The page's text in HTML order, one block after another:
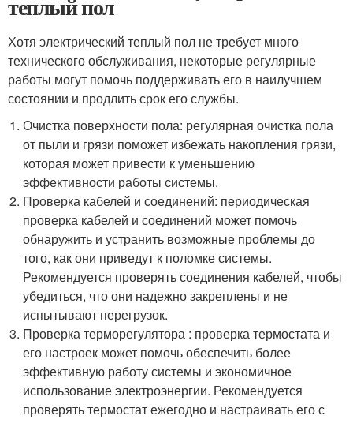
теплый пол
Хотя электрический теплый пол не требует много
технического обслуживания, некоторые регулярные
работы могут помочь поддерживать его в наилучшем
состоянии и продлить срок его службы.
Очистка поверхности пола: регулярная очистка пола
от пыли и грязи поможет избежать накопления грязи,
которая может привести к уменьшению
эффективности работы системы.
Проверка кабелей и соединений: периодическая
проверка кабелей и соединений может помочь
обнаружить и устранить возможные проблемы до
того, как они приведут к поломке системы.
Рекомендуется проверять соединения кабелей, чтобы
убедиться, что они надежно закреплены и не
испытывают перегрузок.
Проверка терморегулятора : проверка термостата и
его настроек может помочь обеспечить более
эффективную работу системы и экономичное
использование электроэнергии. Рекомендуется
проверять термостат ежегодно и настраивать его с